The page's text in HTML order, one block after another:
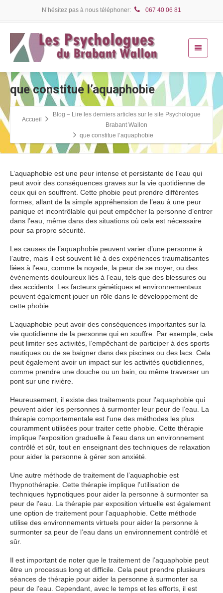
N’hésitez pas à nous téléphoner: 067 40 06 81
que constitue l’aquaphobie
Accueil
Blog – Lire les derniers articles sur le site Psychologue
Brabant Wallon
que constitue l’aquaphobie
L’aquaphobie est une peur intense et persistante de l’eau qui
peut avoir des conséquences graves sur la vie quotidienne de
ceux qui en souffrent. Cette phobie peut prendre différentes
formes, allant de la simple appréhension de l’eau à une peur
panique et incontrôlable qui peut empêcher la personne d’entrer
dans l’eau, même dans des situations où cela est nécessaire
pour sa propre sécurité.
Les causes de l’aquaphobie peuvent varier d’une personne à
l’autre, mais il est souvent lié à des expériences traumatisantes
liées à l’eau, comme la noyade, la peur de se noyer, ou des
événements douloureux liés à l’eau, tels que des blessures ou
des accidents. Les facteurs génétiques et environnementaux
peuvent également jouer un rôle dans le développement de
cette phobie.
L’aquaphobie peut avoir des conséquences importantes sur la
vie quotidienne de la personne qui en souffre. Par exemple, cela
peut limiter ses activités, l’empêchant de participer à des sports
nautiques ou de se baigner dans des piscines ou des lacs. Cela
peut également avoir un impact sur les activités quotidiennes,
comme prendre une douche ou un bain, ou même traverser un
pont sur une rivière.
Heureusement, il existe des traitements pour l’aquaphobie qui
peuvent aider les personnes à surmonter leur peur de l’eau. La
thérapie comportementale est l’une des méthodes les plus
couramment utilisées pour traiter cette phobie. Cette thérapie
implique l’exposition graduelle à l’eau dans un environnement
contrôlé et sûr, tout en enseignant des techniques de relaxation
pour aider la personne à gérer son anxiété.
Une autre méthode de traitement de l’aquaphobie est
l’hypnothérapie. Cette thérapie implique l’utilisation de
techniques hypnotiques pour aider la personne à surmonter sa
peur de l’eau. La thérapie par exposition virtuelle est également
une option de traitement pour l’aquaphobie. Cette méthode
utilise des environnements virtuels pour aider la personne à
surmonter sa peur de l’eau dans un environnement contrôlé et
sûr.
Il est important de noter que le traitement de l’aquaphobie peut
être un processus long et difficile. Cela peut prendre plusieurs
séances de thérapie pour aider la personne à surmonter sa
peur de l’eau. Cependant, avec le temps et les efforts, il est